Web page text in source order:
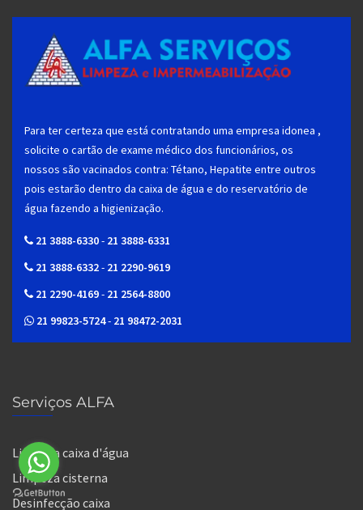
Para ter certeza que está contratando uma empresa idonea ,
solicite o cartão de exame médico dos funcionários, os
nossos são vacinados contra: Tétano, Hepatite entre outros
pois estarão dentro da caixa de água e do reservatório de
água fazendo a higienização.
21 3888-6330- 21 3888-6331
21 3888-6332- 21 2290-9619
21 2290-4169- 21 2564-8800
21 99823-5724- 21 98472-2031
Serviços ALFA
Limpeza caixa d'água
Limpeza cisterna
Desinfecção caixa